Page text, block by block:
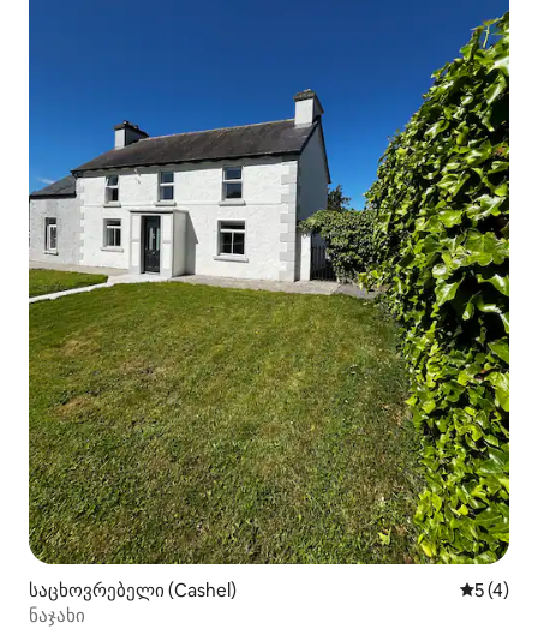
საცხოვრებელი (Cashel)
5 (4)
ნაჯახი